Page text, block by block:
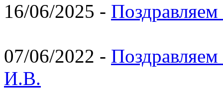
16/06/2025 -
07/06/2022 -
И.В.